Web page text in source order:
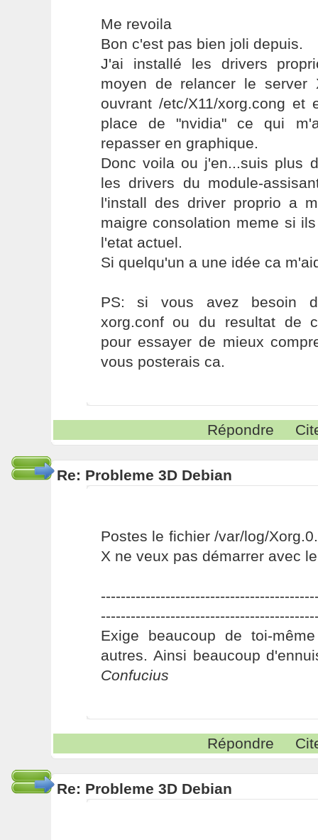
Me revoila
Bon c'est pas bien joli depuis.
J'ai installé les drivers
moyen de relancer le
ouvrant /etc/X11/xorg.cong
place de "nvidia" ce qui
repasser en graphique.
Donc voila ou j'en...suis plus
les drivers du module-
l'install des driver proprio a
maigre consolation meme si
l'etat actuel.
Si quelqu'un a une idée ca
PS: si vous avez besoin
xorg.conf ou du resultat de
pour essayer de mieux
vous posterais ca.
Répondre
Re: Probleme 3D Debian
Postes le fichier /var/log/
X ne veux pas démarrer avec
Exige beaucoup de toi-
autres. Ainsi beaucoup
Confucius
Répondre
Re: Probleme 3D Debian